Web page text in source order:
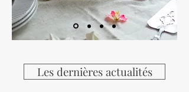
Les dernières actualités